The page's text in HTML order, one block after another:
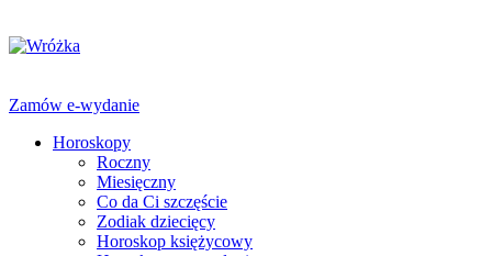
Zamów e-wydanie
Horoskopy
Roczny
Miesięczny
Co da Ci szczęście
Zodiak dziecięcy
Horoskop księżycowy